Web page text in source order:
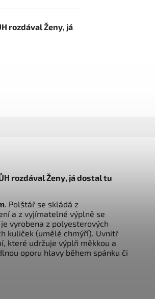
rozdával Ženy, já
rozdával Ženy, já dostal tu
. Polštář se skládá z
a z vyjímatelné výplně se
vyrobena z polyesterových
kuliček (umělé chmýří). Uvnitř
které udržuje výplň měkkou a
oporu hlavy během spánku či